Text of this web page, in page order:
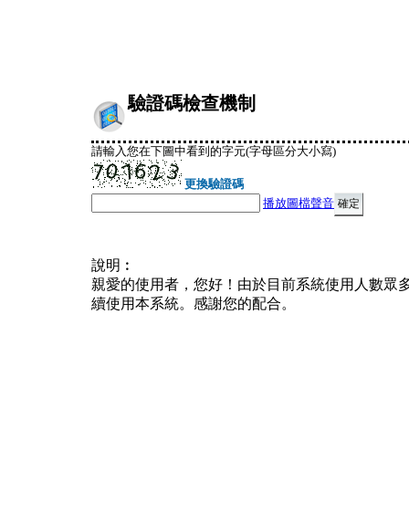
驗證碼檢查機制
請輸入您在下圖中看到的字元(字母區分大小寫)
更換驗證碼
播放圖檔聲音
說明︰
親愛的使用者，您好！由於目前系統使用人數眾
續使用本系統。感謝您的配合。